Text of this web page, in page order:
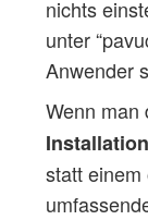
nichts
unter
Anwender
Wenn man
Installation
statt